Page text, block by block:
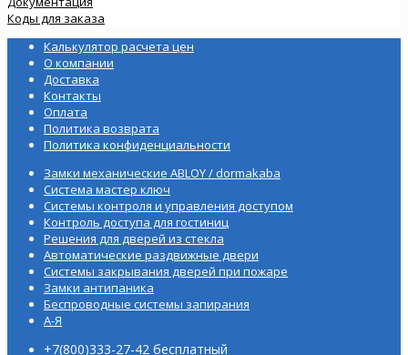
Коды для заказа
Калькулятор расчета цен
О компании
Доставка
Контакты
Оплата
Политика возврата
Политика конфиденциальности
Замки механические ABLOY / dormakaba
Система мастер ключ
Системы контроля и управления доступом
Контроль доступа для гостиниц
Решения для дверей из стекла
Автоматические раздвижные двери
Системы закрывания дверей при пожаре
Замки антипаника
Беспроводные системы запирания
А-Я
+7(800)333-27-42 бесплатный